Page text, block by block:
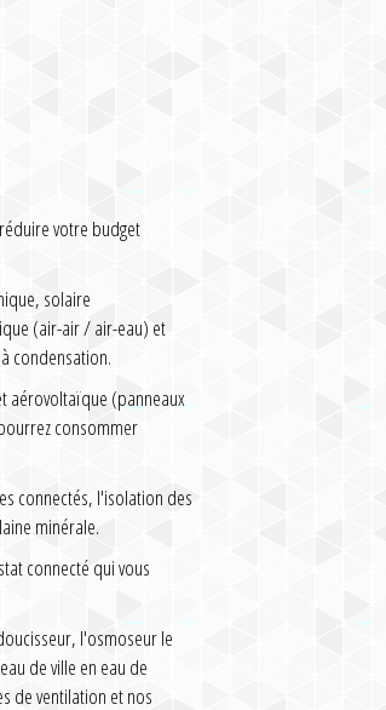
votre budget
solaire
(air-air / air-eau) et
condensation.
aérovoltaïque (panneaux
consommer
connectés, l'isolation des
minérale.
connecté qui vous
l'osmoseur le
de ville en eau de
de ventilation et nos